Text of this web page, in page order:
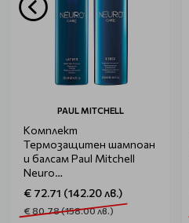
PAUL MITCHELL
Комплект
Термозащитен шампоан
и балсам Paul Mitchell
Neuro
Shampoo+Conditioner
272мл.
€ 72.71 (142.20 лв.)
€ 80.78 (158.00 лв.)